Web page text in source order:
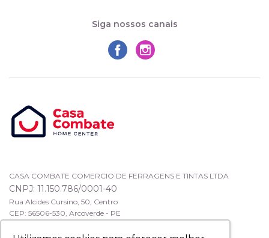
CASA COMBATE COMERCIO DE FERRAGENS E TINTAS LTDA
CNPJ: 11.150.786/0001-40
Rua Alcides Cursino, 50, Centro
CEP: 56506-530, Arcoverde - PE
Siga nossos canais